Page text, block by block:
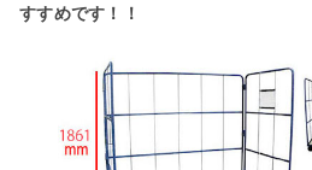
すすめです！！